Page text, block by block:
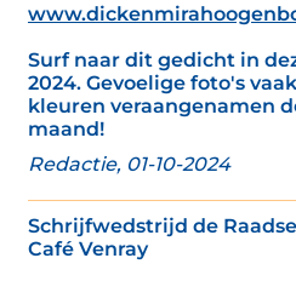
Surf naar dit gedicht in
2024. Gevoelige foto's
kleuren veraangenamen
maand!
Redactie, 01-10-2024
Schrijfwedstrijd de
Café Venray